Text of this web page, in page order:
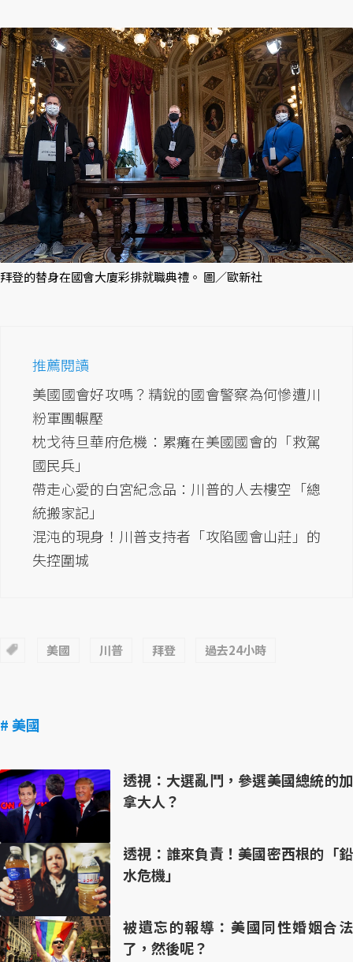
拜登的替身在國會大廈彩排就職典禮。 圖／歐新社
推薦閱讀
美國國會好攻嗎？精銳的國會警察為何慘遭川
粉軍團輾壓
枕戈待旦華府危機：累癱在美國國會的「救駕
國民兵」
帶走心愛的白宮紀念品：川普的人去樓空「總
統搬家記」
混沌的現身！川普支持者「攻陷國會山莊」的
失控圍城
美國 川普 拜登 過去24小時
# 美國
透視：大選亂鬥，參選美國總統的加
拿大人？
透視：誰來負責！美國密西根的「鉛
水危機」
被遺忘的報導：美國同性婚姻合法
了，然後呢？